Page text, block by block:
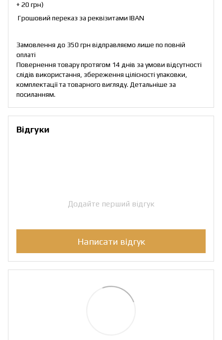
+ 20 грн)
Грошовий переказ за реквізитами IBAN
Замовлення до 350 грн відправляємо лише по повній
оплаті
Повернення товару протягом 14 днів за умови відсутності
слідів використання, збереження цілісності упаковки,
комплектації та товарного вигляду. Детальніше за
посиланням.
Відгуки
Додайте перший відгук
Написати відгук